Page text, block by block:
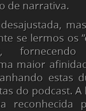
de narrativa.
se lermos os
maior
estas
do podcast.
reconhecida